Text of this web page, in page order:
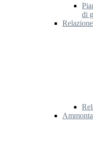
di